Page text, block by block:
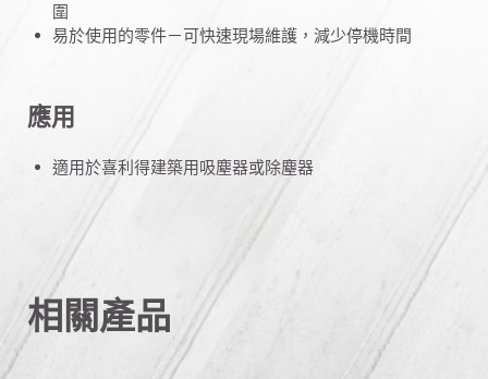
圍
易於使用的零件－可快速現場維護，減少停機時間
應用
適用於喜利得建築用吸塵器或除塵器
相關產品